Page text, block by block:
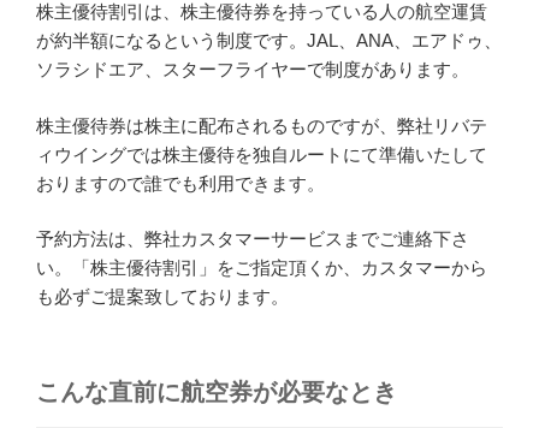
株主優待割引は、株主優待券を持っている人の航空運賃
が約半額になるという制度です。JAL、ANA、エアドゥ、
ソラシドエア、スターフライヤーで制度があります。
株主優待券は株主に配布されるものですが、弊社リバテ
ィウイングでは株主優待を独自ルートにて準備いたして
おりますので誰でも利用できます。
予約方法は、弊社カスタマーサービスまでご連絡下さ
い。「株主優待割引」をご指定頂くか、カスタマーから
も必ずご提案致しております。
こんな直前に航空券が必要なとき